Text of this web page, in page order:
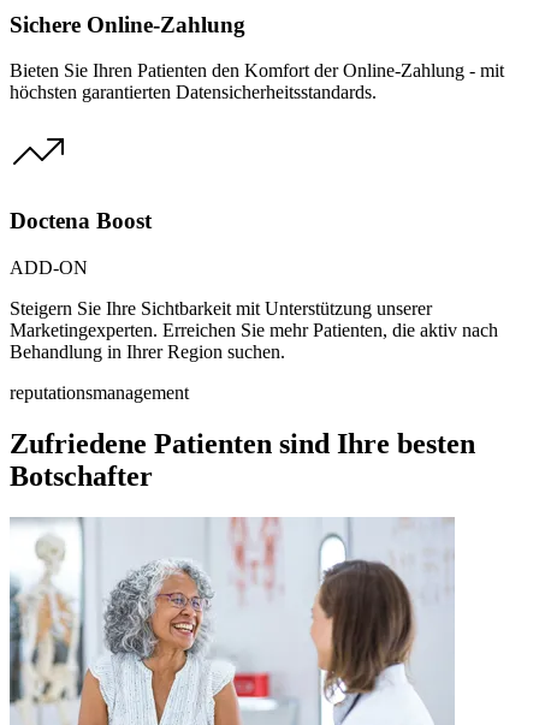
Sichere Online-Zahlung
Bieten Sie Ihren Patienten den Komfort der Online-Zahlung - mit
höchsten garantierten Datensicherheitsstandards.
Doctena Boost
ADD-ON
Steigern Sie Ihre Sichtbarkeit mit Unterstützung unserer
Marketingexperten. Erreichen Sie mehr Patienten, die aktiv nach
Behandlung in Ihrer Region suchen.
reputationsmanagement
Zufriedene Patienten sind Ihre besten
Botschafter